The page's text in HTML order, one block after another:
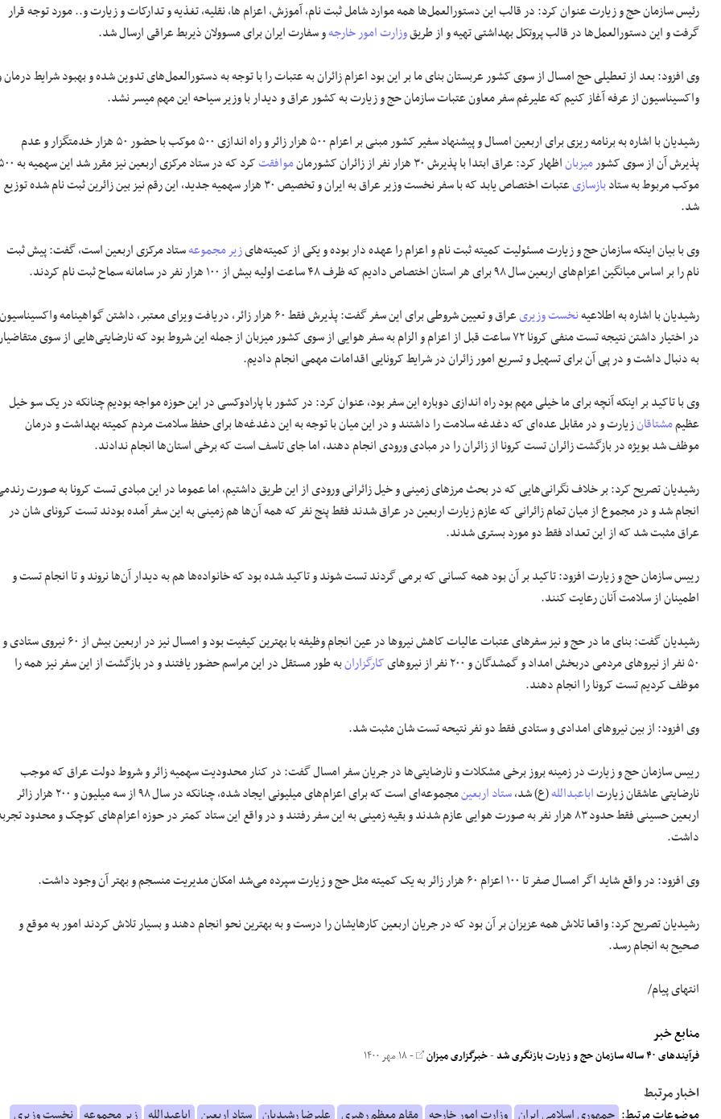
رئیس سازمان حج و زیارت عنوان کرد: در قالب این دستورالعمل‌ها همه موارد شامل ثبت نام، آموزش، اعزام ها، نقلیه، تغذیه و تدارکات و زیارت و.. مورد توجه قرار
گرفت و این دستورالعمل‌ها در قالب پروتکل بهداشتی تهیه و از طریقوزارت امور خارجهو سفارت ایران برای مسوولان ذیربط عراقی ارسال شد.
وی افزود: بعد از تعطیلی حج امسال از سوی کشور عربستان بنای ما بر این بود اعزام زائران به عتبات را با توجه به دستورالعمل‌های تدوین شده و بهبود شرایط درمان
واکسیناسیون از عرفه آغاز کنیم که علیرغم سفر معاون عتبات سازمان حج و زیارت به کشور عراق و دیدار با وزیر سیاحه این مهم میسر نشد.
رشیدیان با اشاره به برنامه ریزی برای اربعین امسال و پیشنهاد سفیر کشور مبنی بر اعزام ۵۰۰ هزار زائر و راه اندازی ۵۰۰ موکب با حضور ۵۰ هزار خدمتگزار و عدم
پذیرش آن از سوی کشورمیزباناظهار کرد: عراق ابتدا با پذیرش ۳۰ هزار نفر از زائران کشورمان موافقت
کرد که در ستاد مرکزی اربعین نیز
موکب مربوط به ستادبازسازی
عتبات اختصاص یابد که با سفر نخست وزیر عراق به ایران و تخصیص ۳۰ هزار سهمیه جدید، این رقم نیز بین زائرین ثبت نام شده توزیع
شد.
وی با بیان اینکه سازمان حج و زیارت مسئولیت کمیته ثبت نام و اعزام را عهده دار بوده و یکی از کمیته‌هایزیر مجموعهستاد مرکزی اربعین است، گفت: پیش ثبت
نام را بر اساس میانگین اعزام‌های اربعین سال ۹۸ برای هر استان اختصاص دادیم که ظرف ۴۸ ساعت اولیه بیش از ۱۰۰ هزار نفر در سامانه سماح ثبت نام کردند.
رشیدیان با اشاره به اطلاعیهنخست وزیری
عراق و تعیین شروطی برای این سفر گفت: پذیرش فقط ۶۰ هزار زائر، دریافت ویزای معتبر، داشتن گواهینامه
در اختیار داشتن نتیجه تست منفی کرونا ۷۲ ساعت قبل از اعزام و الزام به سفر هوایی از سوی کشور میزبان از جمله این شروط بود که نارضایتی‌هایی از سوی
به دنبال داشت و در پی آن برای تسهیل و تسریع امور زائران در شرایط کرونایی اقدامات مهمی انجام دادیم.
وی با تاکید بر اینکه آنچه برای ما خیلی مهم بود راه اندازی دوباره این سفر بود، عنوان کرد: در کشور با پارادوکسی در این حوزه مواجه بودیم چنانکه در یک سو خیل
عظیممشتاقانزیارت و در مقابل عده‌ای که دغدغه سلامت را داشتند و در این میان با توجه به این دغدغه‌ها برای حفظ سلامت مردم کمیته بهداشت و درمان
موظف شد بویژه در بازگشت زائران تست کرونا از زائران را در مبادی ورودی انجام دهند، اما جای تاسف است که برخی استان‌ها انجام ندادند.
رشیدیان تصریح کرد: بر خلاف نگرانی‌هایی که در بحث مرز‌های زمینی و خیل زائرانی ورودی از این طریق داشتیم، اما عموما در این مبادی تست کرونا به صورت
انجام شد و در مجموع از میان تمام زائرانی که عازم زیارت اربعین در عراق شدند فقط پنج نفر که همه آن‌ها هم زمینی به این سفر آمده بودند تست کرونای شان در
عراق مثبت شد که از این تعداد فقط دو مورد بستری شدند.
رییس سازمان حج و زیارت افزود: تاکید بر آن بود همه کسانی که برمی گردند تست شوند و تاکید شده بود که خانواده‌ها هم به دیدار آن‌ها نروند و تا انجام تست و
اطمینان از سلامت آنان رعایت کنند.
رشیدیان گفت: بنای ما در حج و نیز سفر‌های عتبات عالیات کاهش نیرو‌ها در عین انجام وظیفه با بهترین کیفیت بود و امسال نیز در اربعین بیش از ۶۰ نیروی ستادی و
۵۰ نفر از نیرو‌های مردمی دربخش امداد و گمشدگان و ۲۰۰ نفر از نیرو‌های
کارگزارانبه طور مستقل در این مراسم حضور یافتند و در بازگشت از این سفر نیز همه را
موظف کردیم تست کرونا را انجام دهند.
وی افزود: از بین نیرو‌های امدادی و ستادی فقط دو نفر نتیحه تست شان مثبت شد.
رییس سازمان حج و زیارت در زمینه بروز برخی مشکلات و نارضایتی‌ها در جریان سفر امسال گفت: در کنار محدودیت سهمیه زائر و شروط دولت عراق که موجب
نارضایتی عاشقان زیارتاباعبدالله(ع) شد،ستاد اربعین
مجموعه‌ای است که برای اعزام‌های میلیونی ایجاد شده، چنانکه در سال ۹۸ از سه میلیون و ۲۰۰ هزار زائر
اربعین حسینی فقط حدود ۸۳ هزار نفر به صورت هوایی عازم شدند و بقیه زمینی به این سفر رفتند و در واقع این ستاد کمتر در حوزه اعزام‌های کوچک و محدود
داشت.
وی افزود: در واقع شاید اگر امسال صفر تا ۱۰۰ اعزام ۶۰ هزار زائر به یک کمیته مثل حج و زیارت سپرده می‌شد امکان مدیریت منسجم و بهتر آن وجود داشت.
رشیدیان تصریح کرد: واقعا تلاش همه عزیزان بر آن بود که در جریان اربعین کارهایشان را درست و به بهترین نحو انجام دهند و بسیار تلاش کردند امور به موقع و
صحیح به انجام رسد.
انتهای پیام/
منابع خبر
فرآیند‌های ۴۰ ساله سازمان حج و زیارت بازنگری شد -خبرگزاری میزان - ۱۸ مهر ۱۴۰۰
اخبار مرتبط